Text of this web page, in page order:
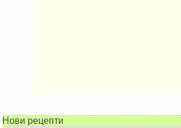
Нови рецепти